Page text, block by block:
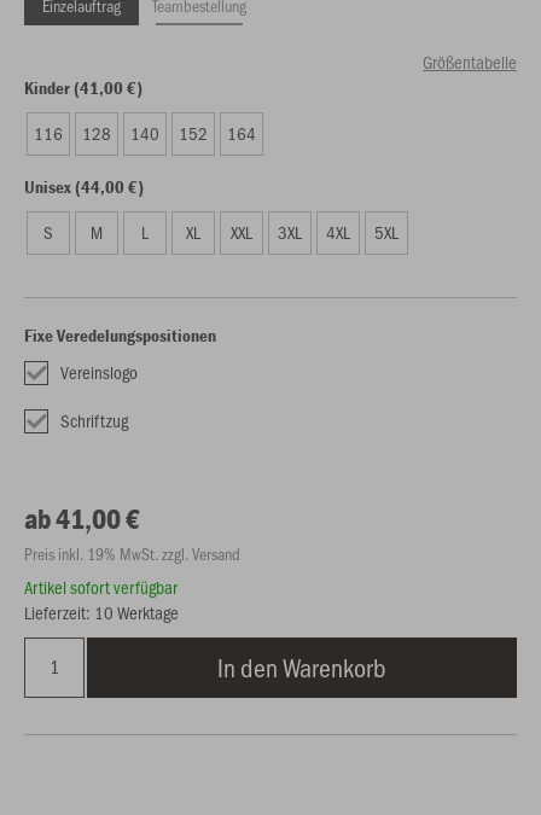
Einzelauftrag Teambestellung
Größentabelle
Kinder (41,00 €)
116 128 140 152 164
Unisex (44,00 €)
S M L XL XXL 3XL 4XL 5XL
Fixe Veredelungspositionen
Vereinslogo
Schriftzug
ab 41,00 €
Preis inkl. 19% MwSt. zzgl. Versand
Artikel sofort verfügbar
Lieferzeit: 10 Werktage
In den Warenkorb